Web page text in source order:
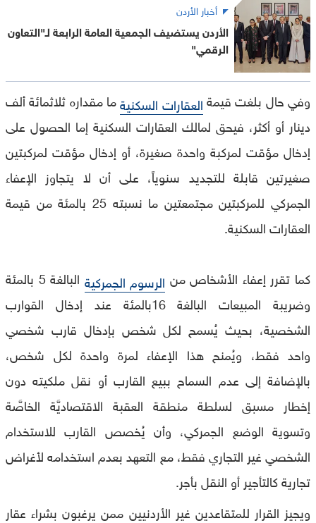
أخبار الأردن
الأردن يستضيف الجمعية العامة الرابعة لـ"التعاون
الرقمي"
وفي حال بلغت قيمةالعقارات السكنيةما مقداره ثلاثمائة ألف
دينار أو أكثر، فيحق لمالك العقارات السكنية إما الحصول على
إدخال مؤقت لمركبة واحدة صغيرة، أو إدخال مؤقت لمركبتين
صغيرتين قابلة للتجديد سنوياً، على أن لا يتجاوز الإعفاء
الجمركي للمركبتين مجتمعتين ما نسبته 25 بالمئة من قيمة
العقارات السكنية.
كما تقرر إعفاء الأشخاص من الرسوم الجمركية
البالغة 5 بالمئة
وضريبة المبيعات البالغة 16بالمئة عند إدخال القوارب
الشخصية، بحيث يُسمح لكل شخص بإدخال قارب شخصي
واحد فقط، ويُمنح هذا الإعفاء لمرة واحدة لكل شخص،
بالإضافة إلى عدم السماح ببيع القارب أو نقل ملكيته دون
إخطار مسبق لسلطة منطقة العقبة الاقتصاديَّة الخاصَّة
وتسوية الوضع الجمركي، وأن يُخصص القارب للاستخدام
الشخصي غير التجاري فقط، مع التعهد بعدم استخدامه لأغراض
تجارية كالتأجير أو النقل بأجر.
ويجيز القرار للمتقاعدين غير الأردنيين ممن يرغبون بشراء عقار